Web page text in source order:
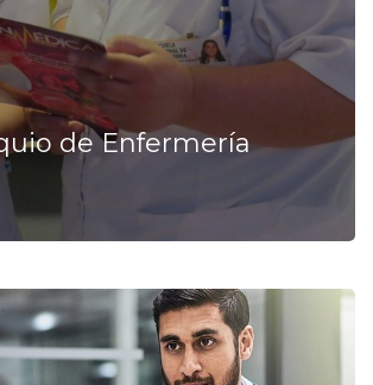
de Enfermería